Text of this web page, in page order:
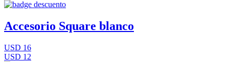
Accesorio Square blanco
USD 16
USD 12